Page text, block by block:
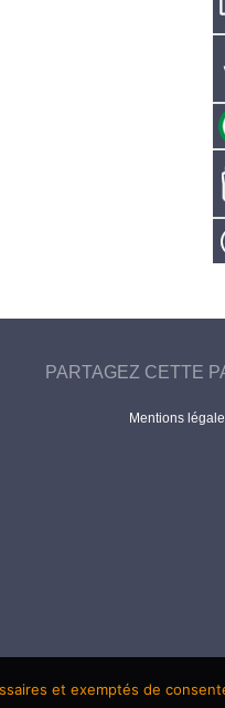
PARTAGEZ CETTE
Mentions
et exemptés de